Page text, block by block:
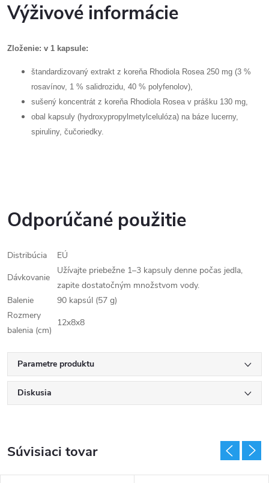
Výživové informácie
Zloženie: v 1 kapsule:
štandardizovaný extrakt z koreňa Rhodiola Rosea 250 mg (3 %
rosavínov, 1 % salidrozidu, 40 % polyfenolov),
sušený koncentrát z koreňa Rhodiola Rosea v prášku 130 mg,
obal kapsuly (hydroxypropylmetylcelulóza) na báze lucerny,
spiruliny, čučoriedky.
Odporúčané použitie
Distribúcia
EÚ
Dávkovanie
Užívajte priebežne 1–3 kapsuly denne počas jedla,
zapite dostatočným množstvom vody.
Balenie
90 kapsúl (57 g)
Rozmery
balenia (cm)
12x8x8
Parametre produktu
Diskusia
Súvisiaci tovar